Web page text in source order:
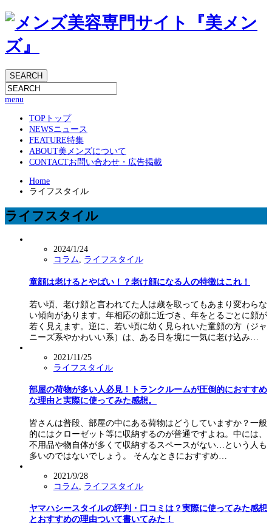
menu
TOP トップ
NEWSニュース
FEATURE特集
ABOUT美メンズについて
CONTACTお問い合わせ・広告掲載
Home
ライフスタイル
ライフスタイル
2024/1/24
コラム, ライフスタイル
童顔は老けるとやばい！？老け顔になる人の特徴はこれ！
若い頃、老け顔と言われてた人は歳を取ってもあまり変わらな
い傾向があります。年相応の顔に近づき、年をとるごとに顔が
若く見えます。逆に、若い頃に幼く見られいた童顔の方（ジャ
ニーズ系やかわいい系）は、ある日を境に一気に老け込み…
2021/11/25
ライフスタイル
部屋の荷物が多い人必見！トランクルームが圧倒的におすすめ
な理由と実際に使ってみた感想。
皆さんは普段、部屋の中にある荷物はどうしていますか？一般
的にはクローゼット等に収納するのが普通ですよね。中には、
不用品や物自体が多くて収納するスペースがない…という人も
多いのではないでしょう。 そんなときにおすすめ…
2021/9/28
コラム
ライフスタイル
ヤマハシースタイルの評判・口コミは？実際に使ってみた感想
とおすすめの理由ついて書いてみた！